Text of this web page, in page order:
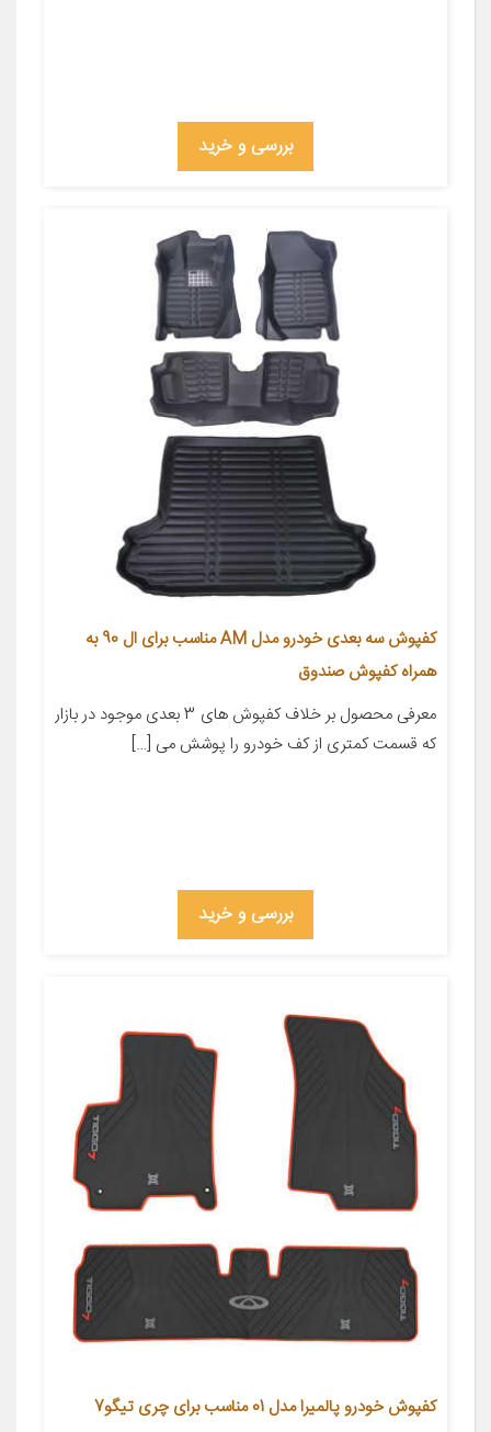
بررسی و خرید
کفپوش سه بعدی خودرو مدل AM مناسب برای ال 90 به
همراه کفپوش صندوق
معرفی محصول بر خلاف کفپوش های 3 بعدی موجود در بازار
که قسمت کمتری از کف خودرو را پوشش می […]
بررسی و خرید
کفپوش خودرو پالمیرا مدل 01 مناسب برای چری تیگو7